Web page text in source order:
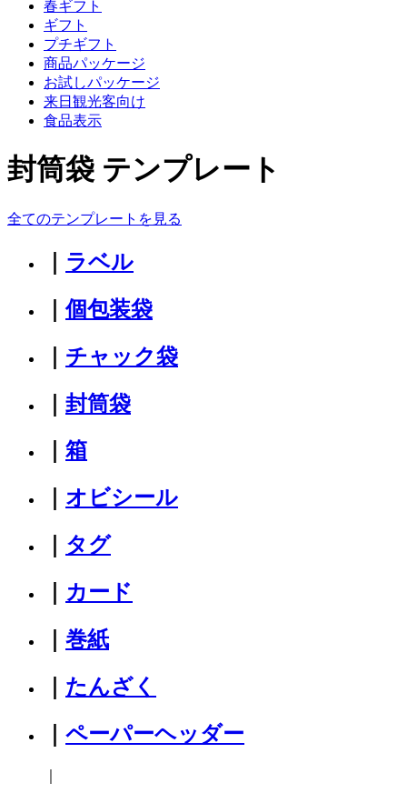
春ギフト
ギフト
プチギフト
商品パッケージ
お試しパッケージ
来日観光客向け
食品表示
封筒袋 テンプレート
全てのテンプレートを見る
ラベル
｜個包装袋
チャック袋
封筒袋
箱
オビシール
タグ
カード
巻紙
たんざく
ペーパーヘッダー